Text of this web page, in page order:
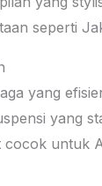
seperti
yang
yang
untuk